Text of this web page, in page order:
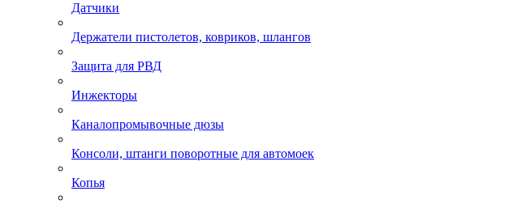
Датчики
Держатели пистолетов, ковриков, шлангов
Защита для РВД
Инжекторы
Каналопромывочные дюзы
Консоли, штанги поворотные для автомоек
Копья